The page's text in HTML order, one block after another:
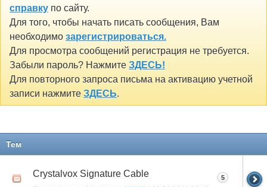
справку по сайту.
Для того, чтобы начать писать сообщения, Вам
необходимо зарегистрироваться.
Для просмотра сообщений регистрация не требуется.
Забыли пароль? Нажмите ЗДЕСЬ!
Для повторного запроса письма на активацию учетной
записи нажмите ЗДЕСЬ.
Тем
Crystalvox Signature Cable 5